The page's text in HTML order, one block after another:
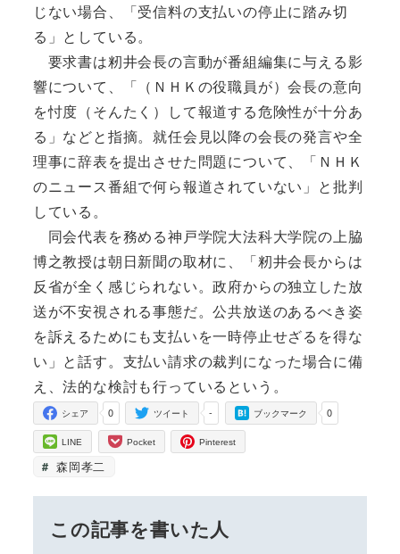
じない場合、「受信料の支払いの停止に踏み切
る」としている。
要求書は籾井会長の言動が番組編集に与える影
響について、「（ＮＨＫの役職員が）会長の意向
を忖度（そんたく）して報道する危険性が十分あ
る」などと指摘。就任会見以降の会長の発言や全
理事に辞表を提出させた問題について、「ＮＨＫ
のニュース番組で何ら報道されていない」と批判
している。
同会代表を務める神戸学院大法科大学院の上脇
博之教授は朝日新聞の取材に、「籾井会長からは
反省が全く感じられない。政府からの独立した放
送が不安視される事態だ。公共放送のあるべき姿
を訴えるためにも支払いを一時停止せざるを得な
い」と話す。支払い請求の裁判になった場合に備
え、法的な検討も行っているという。
0
シェア -
ツイート 0
ブックマーク
LINE Pocket Pinterest
森岡孝二
この記事を書いた人